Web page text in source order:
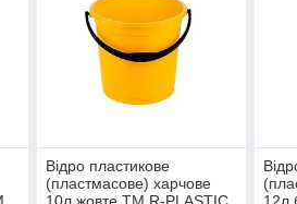
Відро пластикове
(пластмасове) харчове